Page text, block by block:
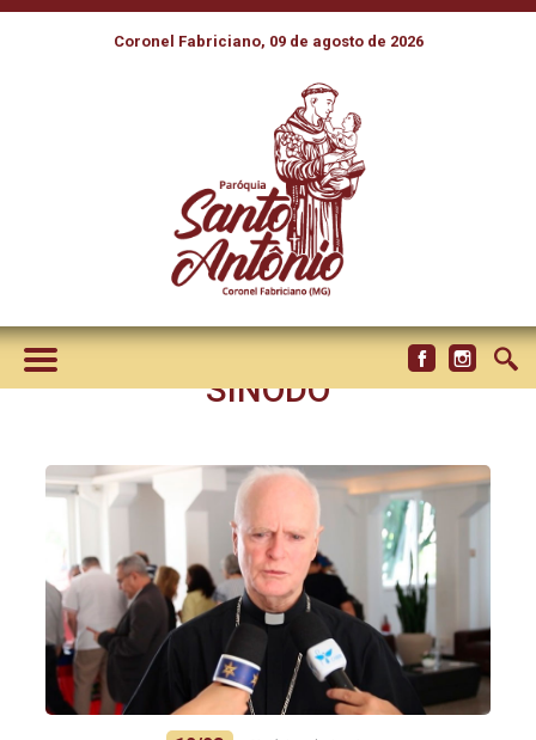
Coronel Fabriciano, 09 de agosto de 2026
PRIMEIRO VICE-PRESIDENTE
DO CELAM, CARDEAL ODILO
SCHERER, FALA SOBRE A
CONTRIBUIÇÃO DA IGREJA
NA AMÉRICA LATINA PARA O
SÍNODO